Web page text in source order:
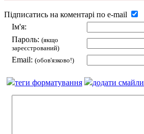
Підписатись на коментарі по e-mail
Ім'я:
Пароль: (якщо
зареєстрований)
Email: (обов'язково!)
теги форматування додати смайли